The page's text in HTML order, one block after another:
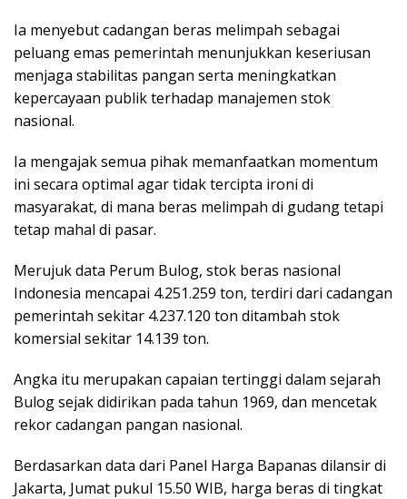
Ia menyebut cadangan beras melimpah sebagai
peluang emas pemerintah menunjukkan keseriusan
menjaga stabilitas pangan serta meningkatkan
kepercayaan publik terhadap manajemen stok
nasional.
Ia mengajak semua pihak memanfaatkan momentum
ini secara optimal agar tidak tercipta ironi di
masyarakat, di mana beras melimpah di gudang tetapi
tetap mahal di pasar.
Merujuk data Perum Bulog, stok beras nasional
Indonesia mencapai 4.251.259 ton, terdiri dari cadangan
pemerintah sekitar 4.237.120 ton ditambah stok
komersial sekitar 14.139 ton.
Angka itu merupakan capaian tertinggi dalam sejarah
Bulog sejak didirikan pada tahun 1969, dan mencetak
rekor cadangan pangan nasional.
Berdasarkan data dari Panel Harga Bapanas dilansir di
Jakarta, Jumat pukul 15.50 WIB, harga beras di tingkat